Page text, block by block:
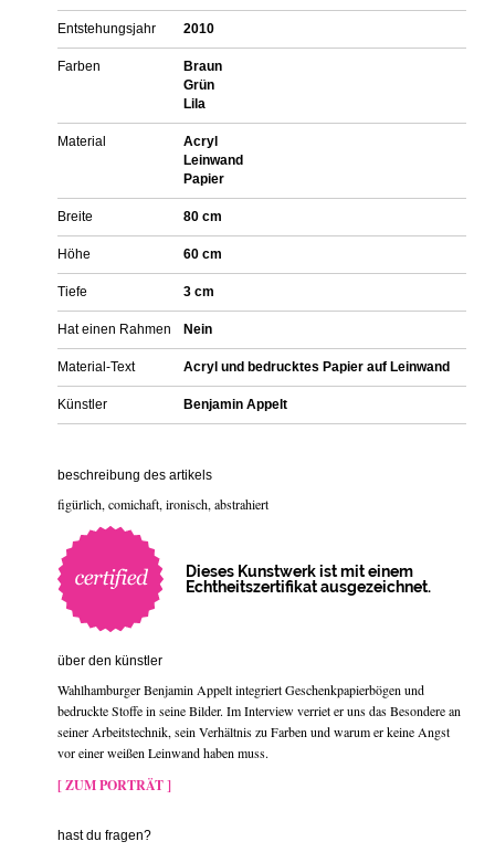
Entstehungsjahr 2010
Farben
Braun
Grün
Lila
Material
Acryl
Leinwand
Papier
Breite 80 cm
Höhe 60 cm
Tiefe 3 cm
Hat einen Rahmen Nein
Material-Text Acryl und bedrucktes Papier auf Leinwand
Künstler Benjamin Appelt
beschreibung des artikels
figürlich, comichaft, ironisch, abstrahiert
Dieses Kunstwerk ist mit einem
Echtheitszertifikat ausgezeichnet.
über den künstler
Wahlhamburger Benjamin Appelt integriert Geschenkpapierbögen und
bedruckte Stoffe in seine Bilder. Im Interview verriet er uns das Besondere an
seiner Arbeitstechnik, sein Verhältnis zu Farben und warum er keine Angst
vor einer weißen Leinwand haben muss.
[ ZUM PORTRÄT ]
hast du fragen?